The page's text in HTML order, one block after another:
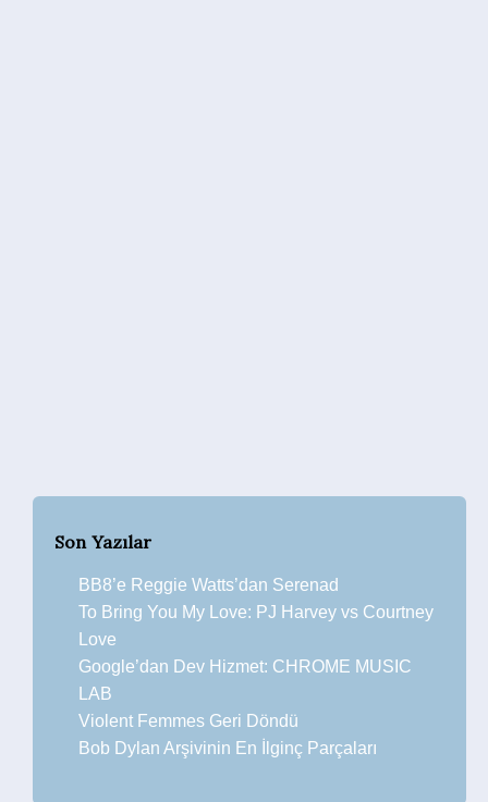
Son Yazılar
BB8’e Reggie Watts’dan Serenad
To Bring You My Love: PJ Harvey vs Courtney
Love
Google’dan Dev Hizmet: CHROME MUSIC
LAB
Violent Femmes Geri Döndü
Bob Dylan Arşivinin En İlginç Parçaları